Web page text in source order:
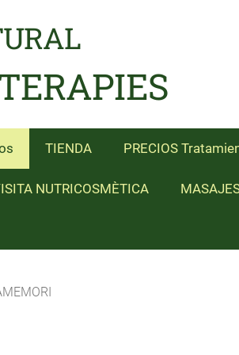
TIENDA PRECIOS
NUTRICOSMÈTICA